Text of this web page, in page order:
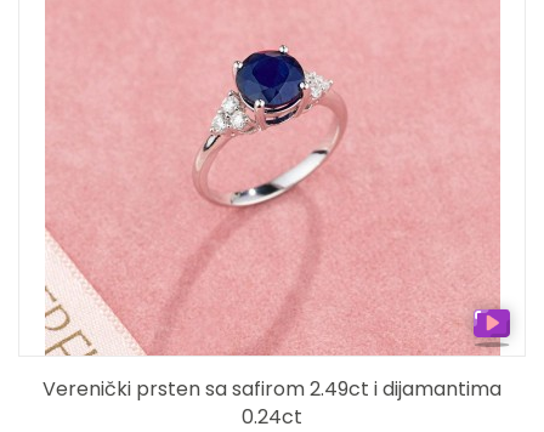
Verenički prsten sa safirom 2.49ct i dijamantima
0.24ct